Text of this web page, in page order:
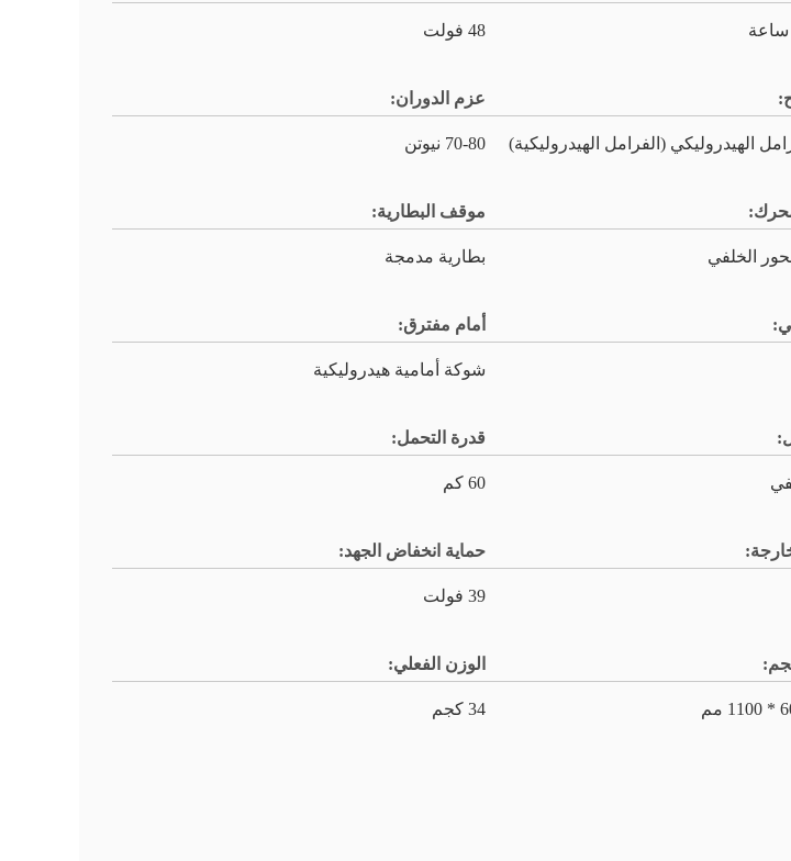
48 فولت
الهيدروليكي (الفرامل الهيدروليكية)
عزم الدوران:
70-80 نيوتن
الخلفي
موقف البطارية:
بطارية مدمجة
أمام مفترق:
شوكة أمامية هيدروليكية
قدرة التحمل:
60 كم
حماية انخفاض الجهد:
39 فولت
الوزن الفعلي:
34 كجم